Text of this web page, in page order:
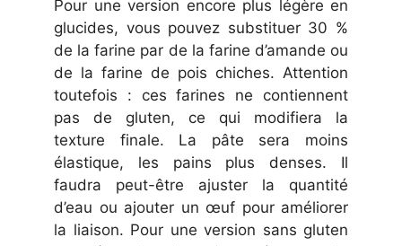
Pour une version encore plus légère en
glucides, vous pouvez substituer 30 %
de la farine par de la farine d’amande ou
de la farine de pois chiches. Attention
toutefois : ces farines ne contiennent
pas de gluten, ce qui modifiera la
texture finale. La pâte sera moins
élastique, les pains plus denses. Il
faudra peut-être ajuster la quantité
d’eau ou ajouter un œuf pour améliorer
la liaison. Pour une version sans gluten